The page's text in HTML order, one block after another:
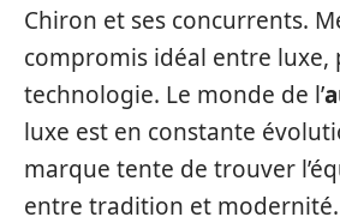
Chiron et ses concurrents.
compromis idéal entre
technologie. Le monde de l’
luxe est en constante
marque tente de trouver
entre tradition et modernité.